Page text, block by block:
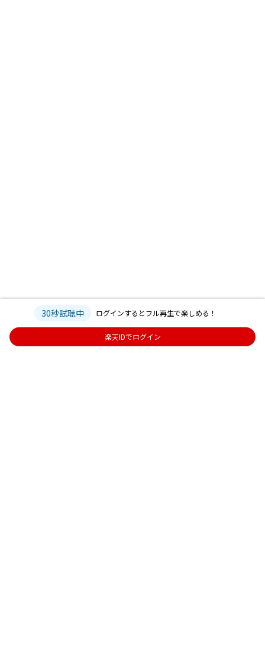
30秒試聴中 ログインするとフル再生で楽しめる！
楽天IDでログイン